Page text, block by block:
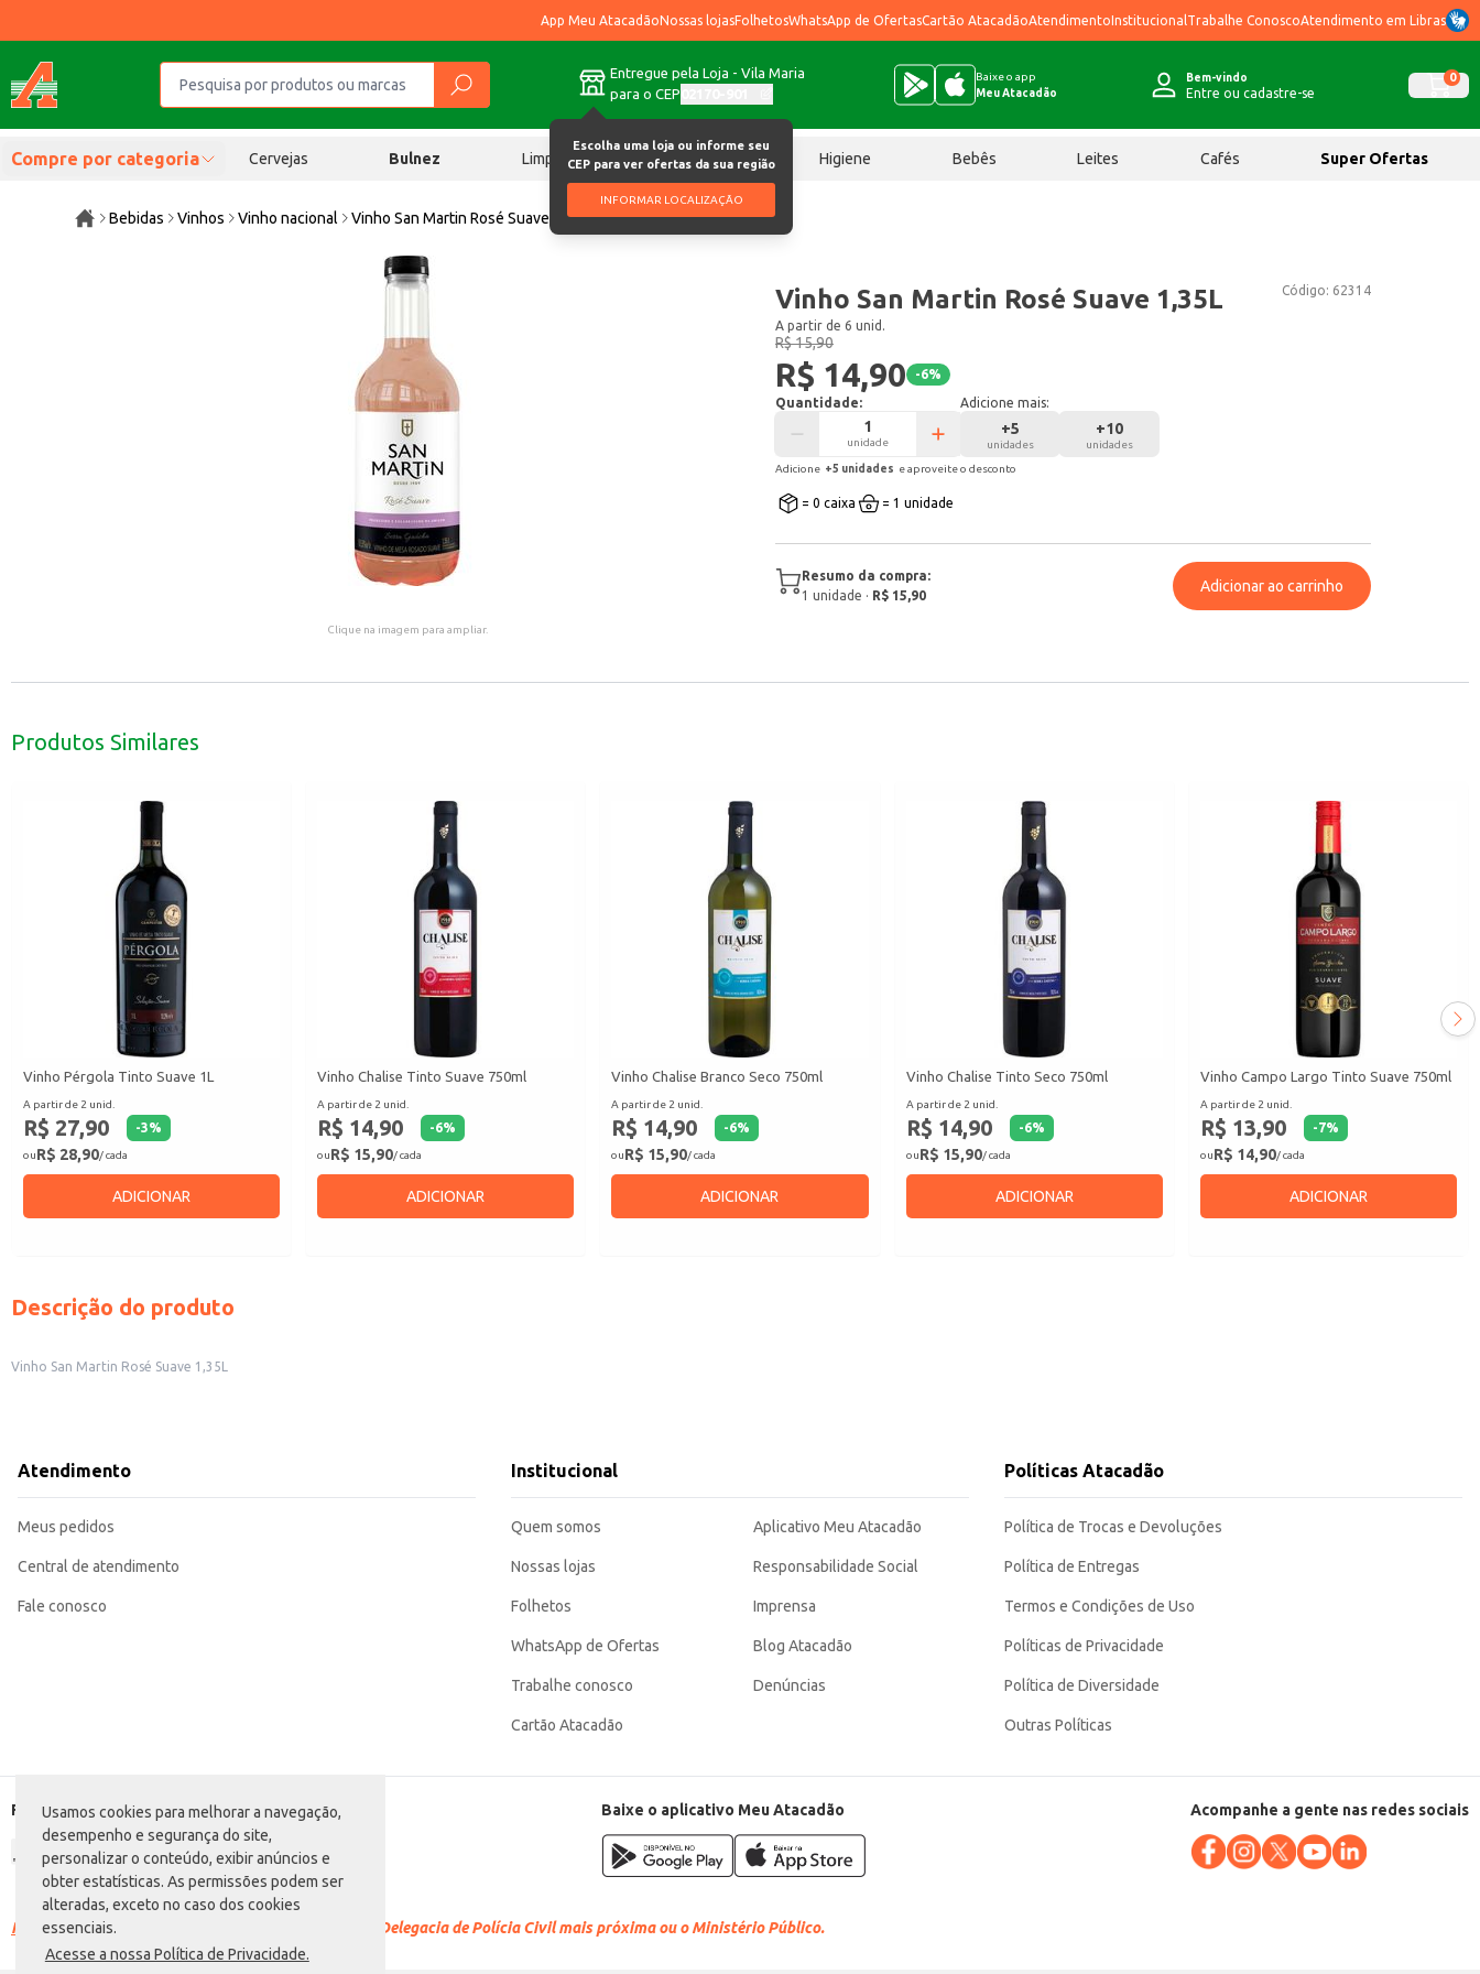
Usamos cookies para melhorar a navegação,
desempenho e segurança do site,
personalizar o conteúdo, exibir anúncios e
obter estatísticas. As permissões podem ser
alteradas, exceto no caso dos cookies
essenciais.
Acesse a nossa Política de Privacidade.
App Meu AtacadãoNossas lojasFolhetosWhatsApp de OfertasCartão AtacadãoAtendimentoInstitucional Trabalhe ConoscoAtendimento em Libras
Entregue pela Loja - Vila Maria
para o CEP
Escolha uma loja ou informe seu
CEP para ver ofertas da sua região
INFORMAR LOCALIZAÇÃO
Baixe o app
Meu Atacadão
Bem-vindo
Entre ou cadastre-se
0
Compre por categoria Cervejas Bulnez Limpeza Chocolates Higiene Bebês Leites Cafés Super Ofertas
Bebidas Vinhos Vinho nacional Vinho San Martin Rosé Suave 1,35L
Clique na imagem para ampliar.
Código: 62314
Vinho San Martin Rosé Suave 1,35L
A partir de 6 unid.
R$ 15,90
R$ 14,90 -6%
Quantidade:
unidade
Adicione mais:
+5
unidades
+10
unidades
Adicione +5 unidades e aproveite o desconto
= 0 caixa = 1 unidade
Resumo da compra:
1 unidade · R$ 15,90
Adicionar ao carrinho
Produtos Similares
Vinho Pérgola Tinto Suave 1L
A partir de 2 unid.
R$ 27,90 -3%
ouR$ 28,90/ cada
ADICIONAR
Vinho Chalise Tinto Suave 750ml
A partir de 2 unid.
R$ 14,90 -6%
ouR$ 15,90/ cada
ADICIONAR
Vinho Chalise Branco Seco 750ml
A partir de 2 unid.
R$ 14,90 -6%
ouR$ 15,90/ cada
ADICIONAR
Vinho Chalise Tinto Seco 750ml
A partir de 2 unid.
R$ 14,90 -6%
ouR$ 15,90/ cada
ADICIONAR
Vinho Campo Largo Tinto Suave 750ml
A partir de 2 unid.
R$ 13,90 -7%
ouR$ 14,90/ cada
ADICIONAR
Descrição do produto
Vinho San Martin Rosé Suave 1,35L
Atendimento
Meus pedidos
Central de atendimento
Fale conosco
Institucional
Quem somos
Nossas lojas
Folhetos
WhatsApp de Ofertas
Trabalhe conosco
Cartão Atacadão
Aplicativo Meu Atacadão
Responsabilidade Social
Imprensa
Blog Atacadão
Denúncias
Políticas Atacadão
Política de Trocas e Devoluções
Política de Entregas
Termos e Condições de Uso
Políticas de Privacidade
Política de Diversidade
Outras Políticas
Formas de pagamento Baixe o aplicativo Meu Atacadão Acompanhe a gente nas redes sociais
Racismo é crime. Denuncie. Disque 100 ou procure a Delegacia de Polícia Civil mais próxima ou o Ministério Público.